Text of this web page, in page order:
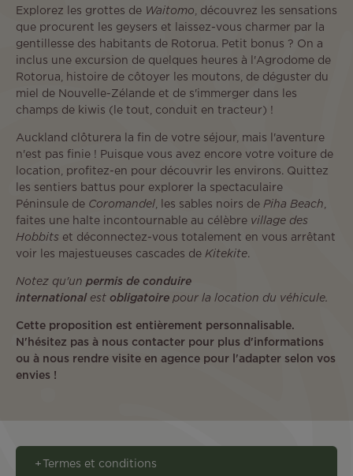
Explorez les grottes de Waitomo , découvrez les sensations
que procurent les geysers et laissez-vous charmer par la
gentillesse des habitants de Rotorua. Petit bonus ? On a
inclus une excursion de quelques heures à l'Agrodome de
Rotorua, histoire de côtoyer les moutons, de déguster du
miel de Nouvelle-Zélande et de s'immerger dans les
champs de kiwis (le tout, conduit en tracteur) !
Auckland clôturera la fin de votre séjour, mais l'aventure
n'est pas finie ! Puisque vous avez encore votre voiture de
location, profitez-en pour découvrir les environs. Quittez
les sentiers battus pour explorer la spectaculaire
Péninsule de Coromandel , les sables noirs de Piha Beach
faites une halte incontournable au célèbre village des
Hobbits et déconnectez-vous totalement en vous arrêtant
voir les majestueuses cascades de Kitekite.
Notez qu'un permis de conduire
international est obligatoire pour la location du véhicule.
Cette proposition est entièrement personnalisable.
N'hésitez pas à nous contacter pour plus d'informations
ou à nous rendre visite en agence pour l'adapter selon vos
envies !
Termes et conditions